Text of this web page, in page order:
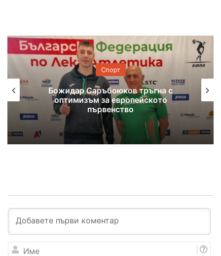
Спорт
Божидар Саръбоюков тръгна с
оптимизъм за европейското
първенство